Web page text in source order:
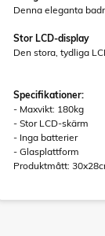
Denna eleganta
Stor LCD-display
Den stora, tydliga
Specifikationer:
- Maxvikt: 180kg
- Stor LCD-skärm
- Inga batterier
- Glasplattform
Produktmått: